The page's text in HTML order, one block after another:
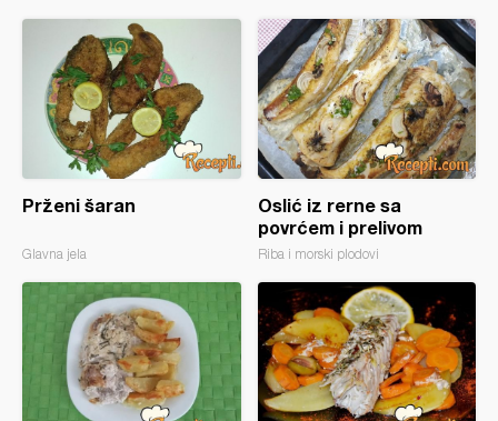
Prženi šaran
Glavna jela
Oslić iz rerne sa
povrćem i prelivom
Riba i morski plodovi